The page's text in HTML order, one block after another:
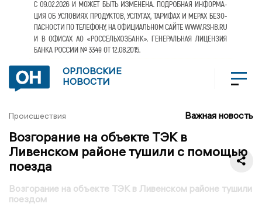
ОРЛОВСКИЕ
НОВОСТИ
Происшествия Важная новость
Возгорание на объекте ТЭК в
Ливенском районе тушили с помощью
поезда
Возгорание на объекте ТЭК в Ливенском районе тушили
поездом